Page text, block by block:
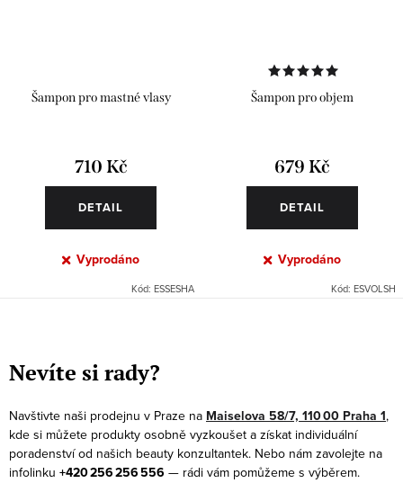
Šampon pro mastné vlasy
710 Kč
DETAIL
Vyprodáno
Kód: ESSESHA
Šampon pro objem
679 Kč
DETAIL
Vyprodáno
Kód: ESVOLSH
v
l
á
d
a
c
Nevíte si rady?
Navštivte naši prodejnu v Praze na Maiselova 58/7, 110 00 Praha 1,
kde si můžete produkty osobně vyzkoušet a získat individuální
poradenství od našich beauty konzultantek. Nebo nám zavolejte na
infolinku +420 256 256 556 — rádi vám pomůžeme s výběrem.